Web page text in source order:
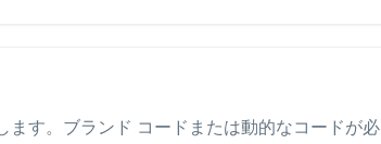
ます。ブランド コードまたは動的なコードが必